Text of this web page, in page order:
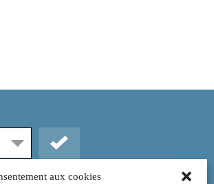
aux cookies